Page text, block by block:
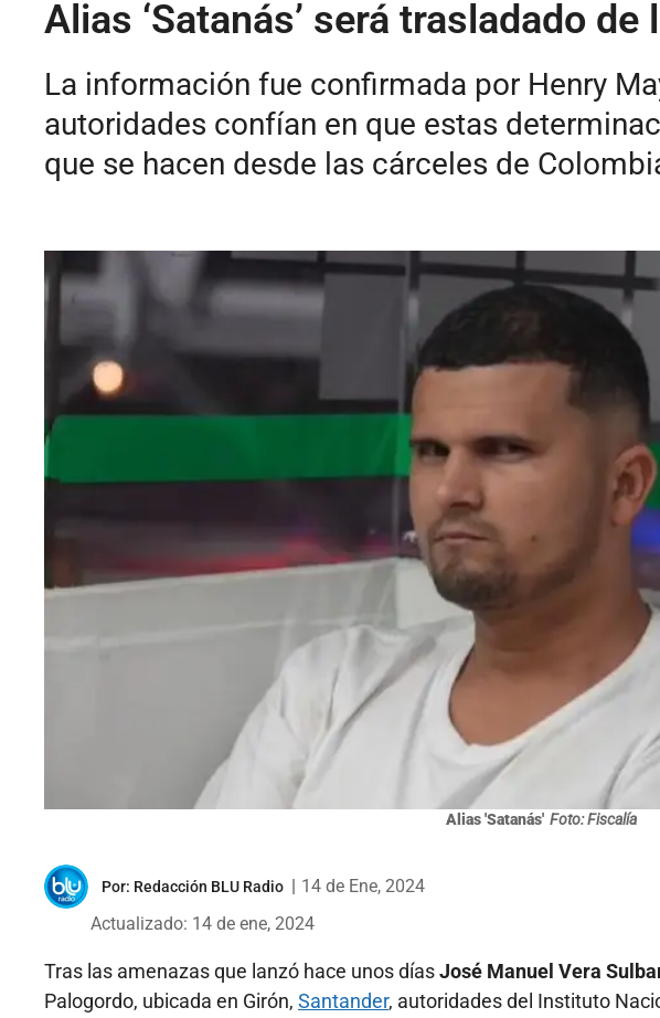
Alias ‘Satanás’ será trasladado
La información fue confirmada por Henry
autoridades confían en que estas
que se hacen desde las cárceles de
Alias 'Satanás' Foto: Fiscalía
Por: Redacción BLU Radio
14 de Ene, 2024
Actualizado: 14 de ene, 2024
Tras las amenazas que lanzó hace unos díasJosé Manuel Vera
Palogordo, ubicada en Girón, Santander, autoridades del Instituto